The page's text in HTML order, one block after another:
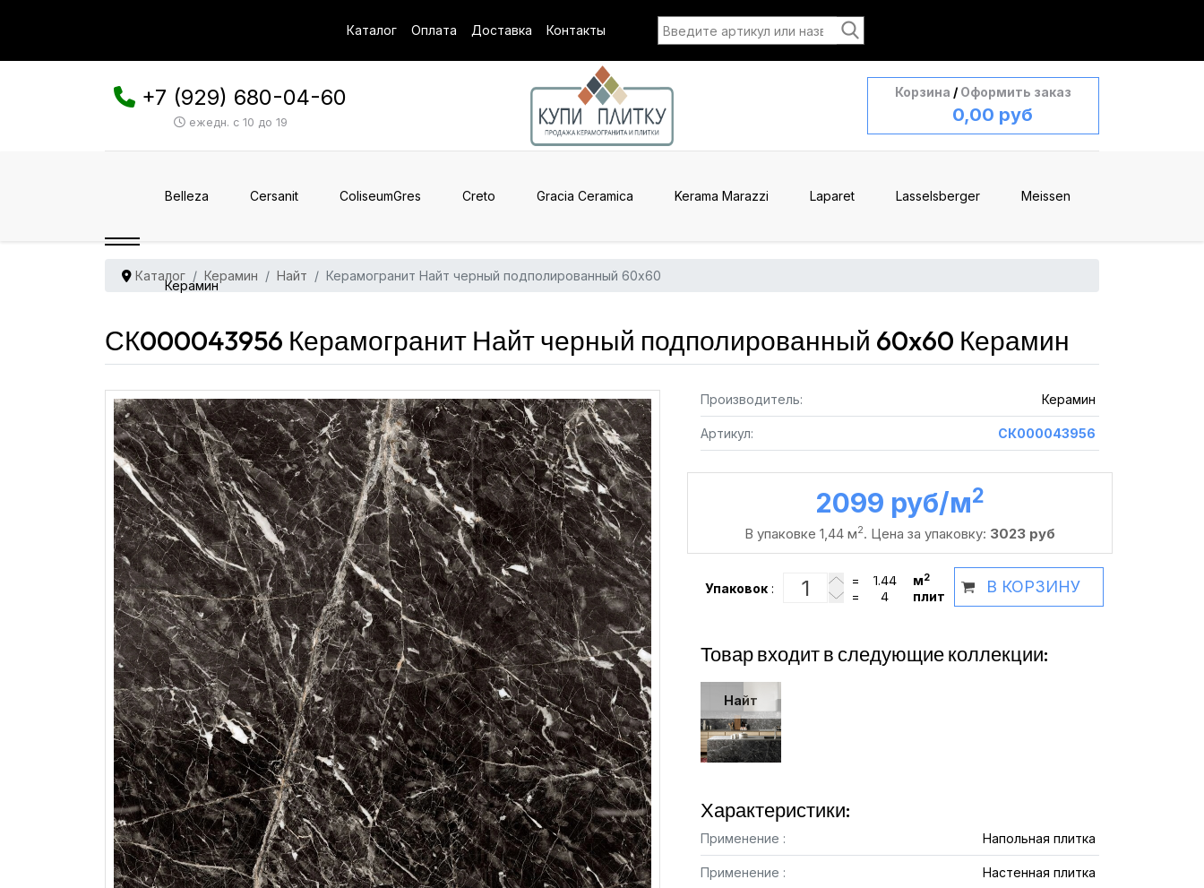
Каталог Оплата Доставка Контакты
+7 (929) 680-04-60
ежедн. с 10 до 19
Корзина / Оформить заказ
0,00 руб
Belleza Cersanit ColiseumGres Creto Gracia Ceramica Kerama Marazzi Laparet Lasselsberger Meissen
Керамин
Каталог Керамин Найт Керамогранит Найт черный подполированный 60x60
СК000043956 Керамогранит Найт черный подполированный 60x60 Керамин
Производитель: Керамин
Артикул: СК000043956
2099 руб /м2
В упаковке 1,44 м2. Цена за упаковку: 3023 руб
Упаковок :
= м2
= плит
В КОРЗИНУ
Товар входит в следующие коллекции:
Найт
Характеристики:
Применение : Напольная плитка
Применение : Настенная плитка